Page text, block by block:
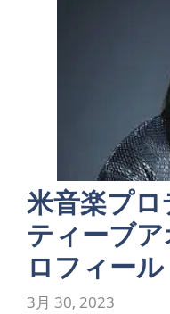
米音楽プ
ティーブ
ロフィール
3月 30, 2023